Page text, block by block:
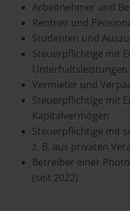
Arbeitnehmer und
Rentner und
Studenten und
Steuerpflichtige mit
Unterhaltsleistungen
Vermieter und
Steuerpflichtige mit
Kapitalvermögen
Steuerpflichtige mit
z. B. aus privaten
Betreiber einer
(seit 2022)